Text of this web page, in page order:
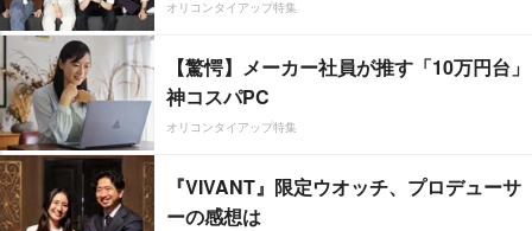
オリコンタイアップ特集
【驚愕】メーカー社員が推す「10万円台」
神コスパPC
オリコンタイアップ特集
『VIVANT』限定ウオッチ、プロデューサ
ーの感想は